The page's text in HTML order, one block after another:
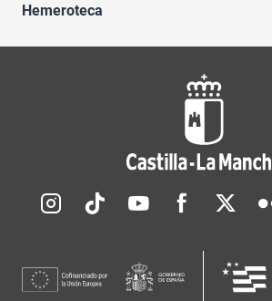
Hemeroteca
Redes sociales JCCM